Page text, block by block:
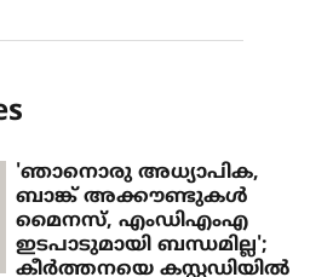
'ഞാനൊരു അധ്യാപിക,
ബാങ്ക് അക്കൗണ്ടുകള്‍
മൈനസ്, എംഡിഎംഎ
ഇടപാടുമായി ബന്ധമില്ല';
കീര്‍ത്തനയെ കസ്റ്റഡിയില്‍